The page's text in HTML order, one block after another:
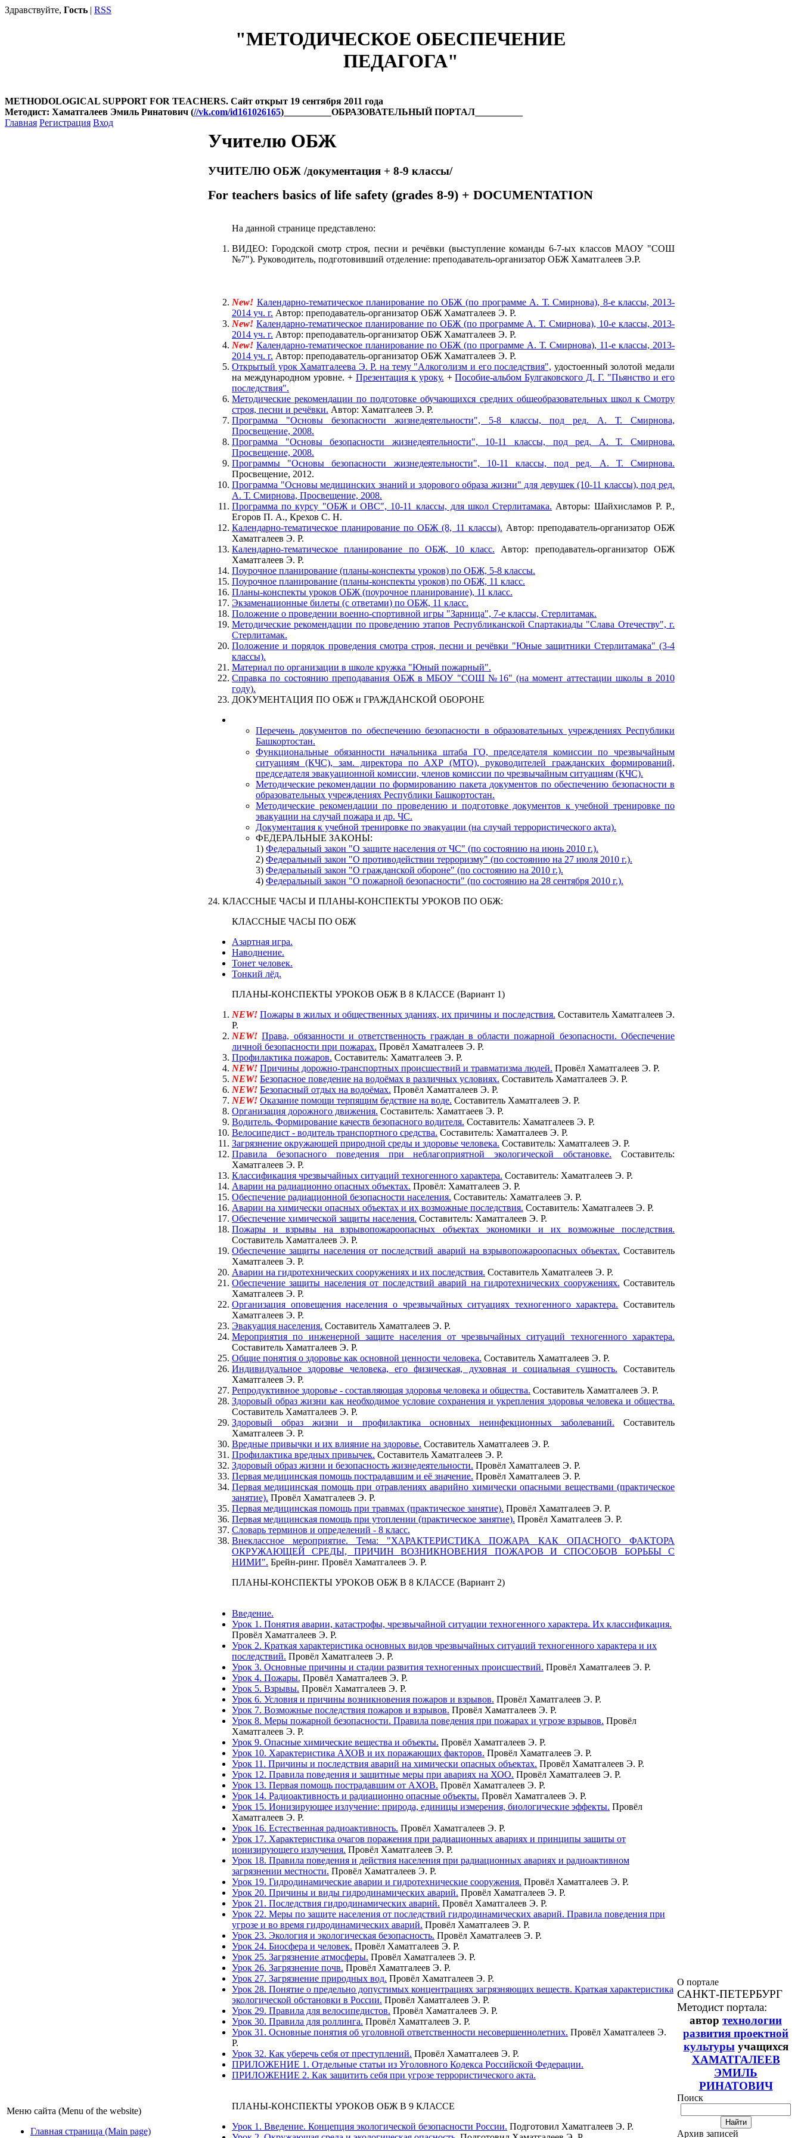
Здравствуйте, Гость | RSS
"МЕТОДИЧЕСКОЕ ОБЕСПЕЧЕНИЕ
ПЕДАГОГА"
METHODOLOGICAL SUPPORT FOR TEACHERS. Сайт открыт 19 сентября 2011 года
Методист: Хаматгалеев Эмиль Ринатович (//vk.com/id161026165)__________ОБРАЗОВАТЕЛЬНЫЙ ПОРТАЛ__________
Главная Регистрация Вход
Меню сайта (Menu of the website)
Главная страница (Main page)
Учителю ОБЖ
УЧИТЕЛЮ ОБЖ /документация + 8-9 классы/
For teachers basics of life safety (grades 8-9) + DOCUMENTATION
На данной странице представлено:
ВИДЕО: Городской смотр строя, песни и речёвки (выступление команды 6-7-ых классов МАОУ "СОШ
№7"). Руководитель, подготовивший отделение: преподаватель-организатор ОБЖ Хаматгалеев Э.Р.
New! Календарно-тематическое планирование по ОБЖ (по программе А. Т. Смирнова), 8-е классы, 2013-
2014 уч. г. Автор: преподаватель-организатор ОБЖ Хаматгалеев Э. Р.
New! Календарно-тематическое планирование по ОБЖ (по программе А. Т. Смирнова), 10-е классы, 2013-
2014 уч. г. Автор: преподаватель-организатор ОБЖ Хаматгалеев Э. Р.
New! Календарно-тематическое планирование по ОБЖ (по программе А. Т. Смирнова), 11-е классы, 2013-
2014 уч. г. Автор: преподаватель-организатор ОБЖ Хаматгалеев Э. Р.
Открытый урок Хаматгалеева Э. Р. на тему "Алкоголизм и его последствия", удостоенный золотой медали
на международном уровне. + Презентация к уроку. +Пособие-альбом Булгаковского Д. Г. "Пьянство и его
последствия".
Методические рекомендации по подготовке обучающихся средних общеобразовательных школ к Смотру
строя, песни и речёвки. Автор: Хаматгалеев Э. Р.
Программа "Основы безопасности жизнедеятельности", 5-8 классы, под ред. А. Т. Смирнова,
Просвещение, 2008.
Программа "Основы безопасности жизнедеятельности", 10-11 классы, под ред. А. Т. Смирнова.
Просвещение, 2008.
Программы "Основы безопасности жизнедеятельности", 10-11 классы, под ред. А. Т. Смирнова.
Просвещение, 2012.
Программа "Основы медицинских знаний и здорового образа жизни" для девушек (10-11 классы), под ред.
А. Т. Смирнова, Просвещение, 2008.
Программа по курсу "ОБЖ и ОВС", 10-11 классы, для школ Стерлитамака. Авторы: Шайхисламов Р. Р.,
Егоров П. А., Крехов С. Н.
Календарно-тематическое планирование по ОБЖ (8, 11 классы). Автор: преподаватель-организатор ОБЖ
Хаматгалеев Э. Р.
Календарно-тематическое планирование по ОБЖ, 10 класс. Автор: преподаватель-организатор ОБЖ
Хаматгалеев Э. Р.
Поурочное планирование (планы-конспекты уроков) по ОБЖ, 5-8 классы.
Поурочное планирование (планы-конспекты уроков) по ОБЖ, 11 класс.
Планы-конспекты уроков ОБЖ (поурочное планирование), 11 класс.
Экзаменационные билеты (с ответами) по ОБЖ, 11 класс.
Положение о проведении военно-спортивной игры "Зарница", 7-е классы, Стерлитамак.
Методические рекомендации по проведению этапов Республиканской Спартакиады "Слава Отечеству", г.
Стерлитамак.
Положение и порядок проведения смотра строя, песни и речёвки "Юные защитники Стерлитамака" (3-4
классы).
Материал по организации в школе кружка "Юный пожарный".
Справка по состоянию преподавания ОБЖ в МБОУ "СОШ №16" (на момент аттестации школы в 2010
году).
ДОКУМЕНТАЦИЯ ПО ОБЖ и ГРАЖДАНСКОЙ ОБОРОНЕ
Перечень документов по обеспечению безопасности в образовательных учреждениях Республики
Башкортостан.
Функциональные обязанности начальника штаба ГО, председателя комиссии по чрезвычайным
ситуациям (КЧС), зам. директора по АХР (МТО), руководителей гражданских формирований,
председателя эвакуационной комиссии, членов комиссии по чрезвычайным ситуациям (КЧС).
Методические рекомендации по формированию пакета документов по обеспечению безопасности в
образовательных учреждениях Республики Башкортостан.
Методические рекомендации по проведению и подготовке документов к учебной тренировке по
эвакуации на случай пожара и др. ЧС.
Документация к учебной тренировке по эвакуации (на случай террористического акта).
ФЕДЕРАЛЬНЫЕ ЗАКОНЫ:
1) Федеральный закон "О защите населения от ЧС" (по состоянию на июнь 2010 г.).
2) Федеральный закон "О противодействии терроризму" (по состоянию на 27 июля 2010 г.).
3) Федеральный закон "О гражданской обороне" (по состоянию на 2010 г.).
4) Федеральный закон "О пожарной безопасности" (по состоянию на 28 сентября 2010 г.).
24. КЛАССНЫЕ ЧАСЫ И ПЛАНЫ-КОНСПЕКТЫ УРОКОВ ПО ОБЖ:
КЛАССНЫЕ ЧАСЫ ПО ОБЖ
Азартная игра.
Наводнение.
Тонет человек.
Тонкий лёд.
ПЛАНЫ-КОНСПЕКТЫ УРОКОВ ОБЖ В 8 КЛАССЕ (Вариант 1)
NEW! Пожары в жилых и общественных зданиях, их причины и последствия. Составитель Хаматгалеев Э.
Р.
NEW! Права, обязанности и ответственность граждан в области пожарной безопасности. Обеспечение
личной безопасности при пожарах. Провёл Хаматгалеев Э. Р.
Профилактика пожаров. Составитель: Хаматгалеев Э. Р.
NEW! Причины дорожно-транспортных происшествий и травматизма людей. Провёл Хаматгалеев Э. Р.
NEW! Безопасное поведение на водоёмах в различных условиях. Составитель Хаматгалеев Э. Р.
NEW! Безопасный отдых на водоёмах. Провёл Хаматгалеев Э. Р.
NEW! Оказание помощи терпящим бедствие на воде. Составитель Хаматгалеев Э. Р.
Организация дорожного движения. Составитель: Хаматгаеев Э. Р.
Водитель. Формирование качеств безопасного водителя. Составитель: Хаматгалеев Э. Р.
Велосипедист - водитель транспортного средства. Составитель: Хаматгалеев Э. Р.
Загрязнение окружающей природной среды и здоровье человека. Составитель: Хаматгалеев Э. Р.
Правила безопасного поведения при неблагоприятной экологической обстановке. Составитель:
Хаматгалеев Э. Р.
Классификация чрезвычайных ситуаций техногенного характера. Составитель: Хаматгалеев Э. Р.
Аварии на радиационно опасных объектах. Провёл: Хаматгалеев Э. Р.
Обеспечение радиационной безопасности населения. Составитель: Хаматгалеев Э. Р.
Аварии на химически опасных объектах и их возможные последствия. Составитель: Хаматгалеев Э. Р.
Обеспечение химической защиты населения. Составитель: Хаматгалеев Э. Р.
Пожары и взрывы на взрывопожароопасных объектах экономики и их возможные последствия.
Составитель Хаматгалеев Э. Р.
Обеспечение защиты населения от последствий аварий на взрывопожароопасных объектах. Составитель
Хаматгалеев Э. Р.
Аварии на гидротехнических сооружениях и их последствия. Составитель Хаматгалеев Э. Р.
Обеспечение защиты населения от последствий аварий на гидротехнических сооружениях. Составитель
Хаматгалеев Э. Р.
Организация оповещения населения о чрезвычайных ситуациях техногенного характера. Составитель
Хаматгалеев Э. Р.
Эвакуация населения. Составитель Хаматгалеев Э. Р.
Мероприятия по инженерной защите населения от чрезвычайных ситуаций техногенного характера.
Составитель Хаматгалеев Э. Р.
Общие понятия о здоровье как основной ценности человека. Составитель Хаматгалеев Э. Р.
Индивидуальное здоровье человека, его физическая, духовная и социальная сущность. Составитель
Хаматгалеев Э. Р.
Репродуктивное здоровье - составляющая здоровья человека и общества. Составитель Хаматгалеев Э. Р.
Здоровый образ жизни как необходимое условие сохранения и укрепления здоровья человека и общества.
Составитель Хаматгалеев Э. Р.
Здоровый образ жизни и профилактика основных неинфекционных заболеваний. Составитель
Хаматгалеев Э. Р.
Вредные привычки и их влияние на здоровье. Составитель Хаматгалеев Э. Р.
Профилактика вредных привычек. Составитель Хаматгалеев Э. Р.
Здоровый образ жизни и безопасность жизнедеятельности. Провёл Хаматгалеев Э. Р.
Первая медицинская помощь пострадавшим и её значение. Провёл Хаматгалеев Э. Р.
Первая медицинская помощь при отравлениях аварийно химически опасными веществами (практическое
занятие). Провёл Хаматгалеев Э. Р.
Первая медицинская помощь при травмах (практическое занятие). Провёл Хаматгалеев Э. Р.
Первая медицинская помощь при утоплении (практическое занятие). Провёл Хаматгалеев Э. Р.
Словарь терминов и определений - 8 класс.
Внеклассное мероприятие. Тема: "ХАРАКТЕРИСТИКА ПОЖАРА КАК ОПАСНОГО ФАКТОРА
ОКРУЖАЮЩЕЙ СРЕДЫ, ПРИЧИН ВОЗНИКНОВЕНИЯ ПОЖАРОВ И СПОСОБОВ БОРЬБЫ С
НИМИ". Брейн-ринг. Провёл Хаматгалеев Э. Р.
ПЛАНЫ-КОНСПЕКТЫ УРОКОВ ОБЖ В 8 КЛАССЕ (Вариант 2)
Введение.
Урок 1. Понятия аварии, катастрофы, чрезвычайной ситуации техногенного характера. Их классификация.
Провёл Хаматгалеев Э. Р.
Урок 2. Краткая характеристика основных видов чрезвычайных ситуаций техногенного характера и их
последствий. Провёл Хаматгалеев Э. Р.
Урок 3. Основные причины и стадии развития техногенных происшествий. Провёл Хаматгалеев Э. Р.
Урок 4. Пожары. Провёл Хаматгалеев Э. Р.
Урок 5. Взрывы. Провёл Хаматгалеев Э. Р.
Урок 6. Условия и причины возникновения пожаров и взрывов. Провёл Хаматгалеев Э. Р.
Урок 7. Возможные последствия пожаров и взрывов. Провёл Хаматгалеев Э. Р.
Урок 8. Меры пожарной безопасности. Правила поведения при пожарах и угрозе взрывов. Провёл
Хаматгалеев Э. Р.
Урок 9. Опасные химические вещества и объекты. Провёл Хаматгалеев Э. Р.
Урок 10. Характеристика АХОВ и их поражающих факторов. Провёл Хаматгалеев Э. Р.
Урок 11. Причины и последствия аварий на химически опасных объектах. Провёл Хаматгалеев Э. Р.
Урок 12. Правила поведения и защитные меры при авариях на ХОО. Провёл Хаматгалеев Э. Р.
Урок 13. Первая помощь пострадавшим от АХОВ. Провёл Хаматгалеев Э. Р.
Урок 14. Радиоактивность и радиационно опасные объекты. Провёл Хаматгалеев Э. Р.
Урок 15. Ионизирующее излучение: природа, единицы измерения, биологические эффекты. Провёл
Хаматгалеев Э. Р.
Урок 16. Естественная радиоактивность. Провёл Хаматгалеев Э. Р.
Урок 17. Характеристика очагов поражения при радиационных авариях и принципы защиты от
ионизирующего излучения. Провёл Хаматгалеев Э. Р.
Урок 18. Правила поведения и действия населения при радиационных авариях и радиоактивном
загрязнении местности. Провёл Хаматгалеев Э. Р.
Урок 19. Гидродинамические аварии и гидротехнические сооружения. Провёл Хаматгалеев Э. Р.
Урок 20. Причины и виды гидродинамических аварий. Провёл Хаматгалеев Э. Р.
Урок 21. Последствия гидродинамических аварий. Провёл Хаматгалеев Э. Р.
Урок 22. Меры по защите населения от последствий гидродинамических аварий. Правила поведения при
угрозе и во время гидродинамических аварий. Провёл Хаматгалеев Э. Р.
Урок 23. Экология и экологическая безопасность. Провёл Хаматгалеев Э. Р.
Урок 24. Биосфера и человек. Провёл Хаматгалеев Э. Р.
Урок 25. Загрязнение атмосферы. Провёл Хаматгалеев Э. Р.
Урок 26. Загрязнение почв. Провёл Хаматгалеев Э. Р.
Урок 27. Загрязнение природных вод. Провёл Хаматгалеев Э. Р.
Урок 28. Понятие о предельно допустимых концентрациях загрязняющих веществ. Краткая характеристика
экологической обстановки в России. Провёл Хаматгалеев Э. Р.
Урок 29. Правила для велосипедистов. Провёл Хаматгалеев Э. Р.
Урок 30. Правила для роллинга. Провёл Хаматгалеев Э. Р.
Урок 31. Основные понятия об уголовной ответственности несовершеннолетних. Провёл Хаматгалеев Э.
Р.
Урок 32. Как уберечь себя от преступлений. Провёл Хаматгалеев Э. Р.
ПРИЛОЖЕНИЕ 1. Отдельные статьи из Уголовного Кодекса Российской Федерации.
ПРИЛОЖЕНИЕ 2. Как защитить себя при угрозе террористического акта.
ПЛАНЫ-КОНСПЕКТЫ УРОКОВ ОБЖ В 9 КЛАССЕ
Урок 1. Введение. Концепция экологической безопасности России. Подготовил Хаматгалеев Э. Р.
О портале
САНКТ-ПЕТЕРБУРГ
Методист портала:
автор технологии
развития проектной
культурыучащихся
ХАМАТГАЛЕЕВ
ЭМИЛЬ
РИНАТОВИЧ
Поиск
Архив записей